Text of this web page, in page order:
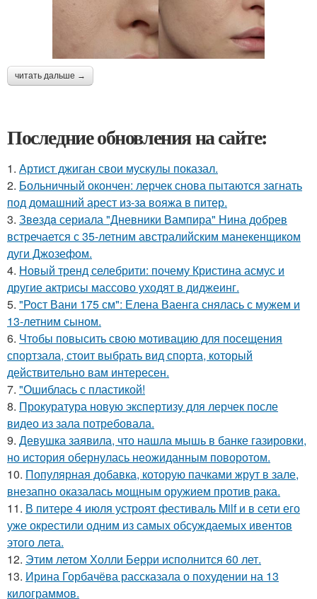
читать дальше →
Последние обновления на сайте:
1. Артист джиган свои мускулы показал.
2. Больничный окончен: лерчек снова пытаются загнать
под домашний арест из-за вояжа в питер.
3. Звeздa сериала "Дневники Вампира" Нина добрев
встречается с 35-летним австралийским манекенщиком
дуги Джозефом.
4. Новый тренд селебрити: почему Кристина асмус и
другие актрисы массово уходят в диджеинг.
5. "Рост Вани 175 см": Елена Ваенга снялась с мужем и
13-летним сыном.
6. Чтобы повысить свою мотивацию для посещения
спортзала, стоит выбрать вид спорта, который
действительно вам интересен.
7. "Ошиблась с пластикой!
8. Прокуратура новую экспертизу для лерчек после
видео из зала потребовала.
9. Девушка заявила, что нашла мышь в банке газировки,
но история обернулась неожиданным поворотом.
10. Популярная добавка, которую пачками жрут в зале,
внезапно оказалась мощным оружием против рака.
11. В питере 4 июля устроят фестиваль Milf и в сети его
уже окрестили одним из самых обсуждаемых ивентов
этого лета.
12. Этим летом Холли Берри исполнится 60 лет.
13. Ирина Горбачёва рассказала о похудении на 13
килограммов.